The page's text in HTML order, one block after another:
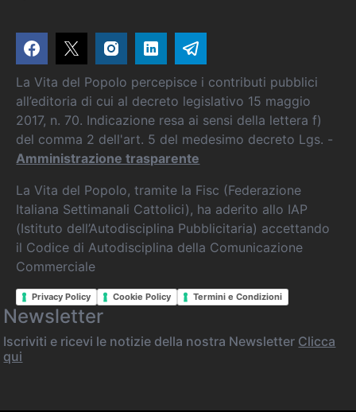
La Vita del Popolo percepisce i contributi pubblici
all’editoria di cui al decreto legislativo 15 maggio
2017, n. 70. Indicazione resa ai sensi della lettera f)
del comma 2 dell'art. 5 del medesimo decreto Lgs. -
Amministrazione trasparente
La Vita del Popolo, tramite la Fisc (Federazione
Italiana Settimanali Cattolici), ha aderito allo IAP
(Istituto dell’Autodisciplina Pubblicitaria) accettando
il Codice di Autodisciplina della Comunicazione
Commerciale
Privacy Policy Cookie Policy Termini e Condizioni
Newsletter
Iscriviti e ricevi le notizie della nostra Newsletter Clicca
qui